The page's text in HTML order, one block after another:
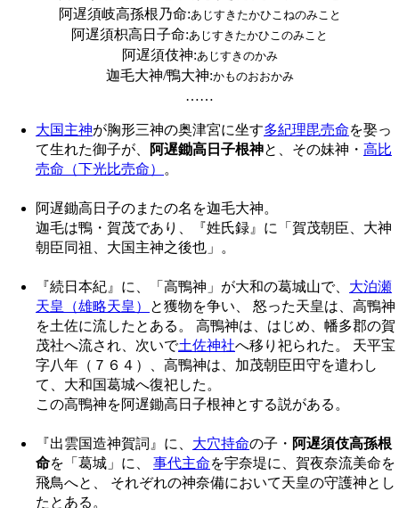
阿遅須岐高孫根乃命:あじすきたかひこねのみこと
阿遅須枳高日子命:あじすきたかひこのみこと
阿遅須伎神:あじすきのかみ
迦毛大神/鴨大神:かものおおかみ
……
大国主神が胸形三神の奥津宮に坐す多紀理毘売命を娶っ
て生れた御子が、
阿遅鋤高日子根神と、その妹神・ 高比
売命（下光比売命）
。
阿遅鋤高日子のまたの名を迦毛大神。
迦毛は鴨・賀茂であり、『姓氏録』に「賀茂朝臣、大神
朝臣同祖、大国主神之後也」。
『続日本紀』に、「高鴨神」が大和の葛城山で、 大泊瀬
天皇（雄略天皇）
と獲物を争い、 怒った天皇は、高鴨神
を土佐に流したとある。 高鴨神は、はじめ、幡多郡の賀
茂社へ流され、次いで土佐神社へ移り祀られた。 天平宝
字八年（７６４）、高鴨神は、加茂朝臣田守を遣わし
て、大和国葛城へ復祀した。
この高鴨神を阿遅鋤高日子根神とする説がある。
『出雲国造神賀詞』に、 大穴持命の子・ 阿遅須伎高孫根
命を「葛城」に、 事代主命を宇奈堤に、賀夜奈流美命を
飛鳥へと、 それぞれの神奈備において天皇の守護神とし
たとある。